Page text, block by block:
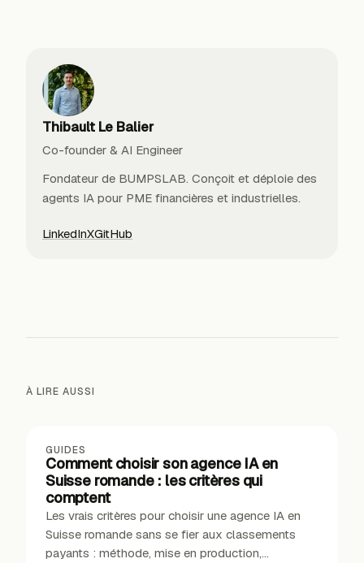
Thibault Le Balier
Co-founder & AI Engineer
Fondateur de BUMPSLAB. Conçoit et déploie des
agents IA pour PME financières et industrielles.
LinkedInXGitHub
À LIRE AUSSI
GUIDES
Comment choisir son agence IA en
Suisse romande : les critères qui
comptent
Les vrais critères pour choisir une agence IA en
Suisse romande sans se fier aux classements
payants : méthode, mise en production,